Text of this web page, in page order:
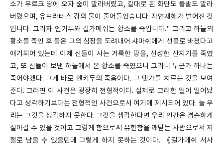
소가 우르크 땅에 오자 숲이 말라버렸고, 갈대로 된 화단도 풀밭도 말라
버렸으며, 유프라테스 강의 물이 줄어들었습니다. 자연재해가 벌어진 것
입니다. 그러자 엔키두와 길가메쉬는 황소를 죽입니다." 그리고 하늘의
황소를 죽인 후 둘은 그의 심장을 도려내어 샤마쉬에게 선물로 바쳤다고
얘기되어 있는데 이제 신들이 사는 거룩한 땅을, 신성한 산지기를 죽였
고, 또 신들이 보낸 하늘에서 온 황소를 죽였으니 그러니 누군가 하나는
죽어야겠다. 그게 바로 엔키두의 죽음이다. 그 댓가를 치르는 것을 보여
준다. 그러면 이 사건은 굉장히 전형적이다. 실제로 그러한 일이 일어났
다고 생각하기보다는 전형적인 사건으로서 여기에 제시되어 있다. 늘 우
리는 그것을 생각하지 못한다. 그것을 생각한다면 우리 인간은 겸손하게
살아갈 수 있을 것이고 그렇게 함으로써 유한함을 깨닫는 사람으로서 저
절로 남을 수 있을텐데 그렇게 하지 못하는 것이다. 《길가메쉬 서사